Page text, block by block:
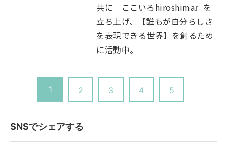
共に『ここいろhiroshima』を
立ち上げ、【誰もが自分らしさ
を表現できる世界】を創るため
に活動中。
1 2 3 4 5
SNSでシェアする